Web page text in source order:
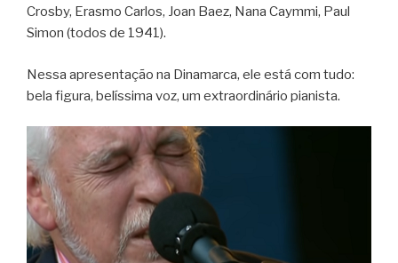
Crosby, Erasmo Carlos, Joan Baez, Nana Caymmi, Paul
Simon (todos de 1941).
Nessa apresentação na Dinamarca, ele está com tudo:
bela figura, belíssima voz, um extraordinário pianista.